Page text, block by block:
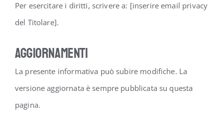
Per esercitare i diritti, scrivere a: [inserire email privacy
del Titolare].
Aggiornamenti
La presente informativa può subire modifiche. La
versione aggiornata è sempre pubblicata su questa
pagina.